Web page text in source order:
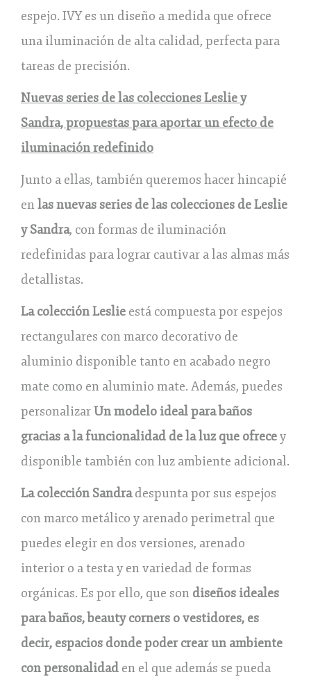
espejo. IVY es un diseño a medida que ofrece
una iluminación de alta calidad, perfecta para
tareas de precisión.
Nuevas series de las colecciones Leslie y
Sandra, propuestas para aportar un efecto de
iluminación redefinido
Junto a ellas, también queremos hacer hincapié
enlas nuevas series de las colecciones de Leslie
y Sandra, con formas de iluminación
redefinidas para lograr cautivar a las almas más
detallistas.
La colección Leslie está compuesta por espejos
rectangulares con marco decorativo de
aluminio disponible tanto en acabado negro
mate como en aluminio mate. Además, puedes
personalizarUn modelo ideal para baños
gracias a la funcionalidad de la luz que ofrecey
disponible también con luz ambiente adicional.
La colección Sandradespunta por sus espejos
con marco metálico y arenado perimetral que
puedes elegir en dos versiones, arenado
interior o a testa y en variedad de formas
orgánicas. Es por ello, que son diseños ideales
para baños, beauty corners o vestidores, es
decir, espacios donde poder crear un ambiente
con personalidad en el que además se pueda